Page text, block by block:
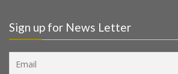
Sign up for News Letter